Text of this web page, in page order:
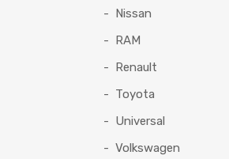
Nissan
RAM
Renault
Toyota
Universal
Volkswagen